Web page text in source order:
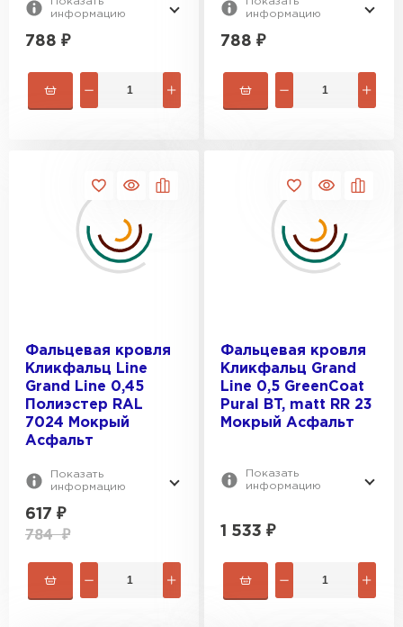
информацию
788 ₽
информацию
788 ₽
Фальцевая кровля
Кликфальц Line
Grand Line 0,45
Полиэстер RAL
7024 Мокрый
Асфальт
Показать
информацию
617 ₽
784₽
Фальцевая кровля
Кликфальц Grand
Line 0,5 GreenCoat
Pural BT, matt RR 23
Мокрый Асфальт
Показать
информацию
1 533 ₽